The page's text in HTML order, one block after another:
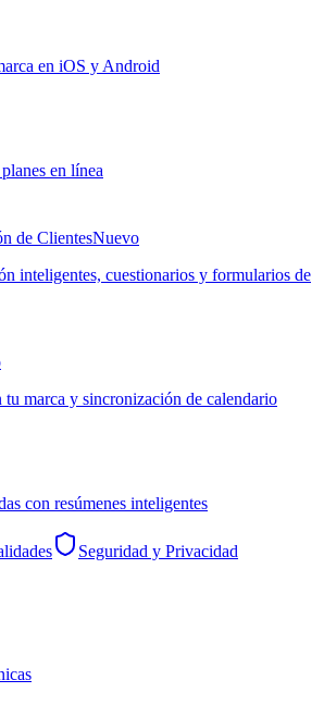
en iOS y Android
en línea
de ClientesNuevo
inteligentes, cuestionarios y formularios de
tu marca y sincronización de calendario
con resúmenes inteligentes
Seguridad y Privacidad